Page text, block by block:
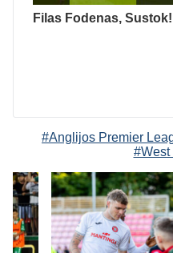
Filas Fodenas, Sustok!
#Anglijos Premier
#West